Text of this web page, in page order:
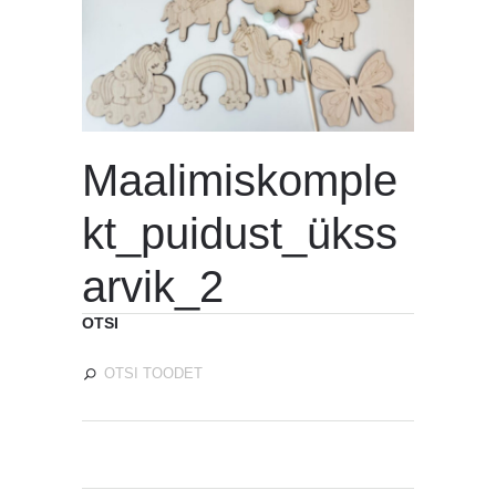
Maalimiskomple
kt_puidust_ükss
arvik_2
OTSI